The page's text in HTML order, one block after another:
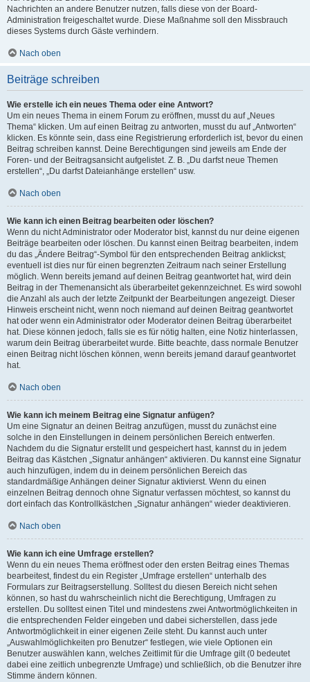
Nachrichten an andere Benutzer nutzen, falls diese von der Board-
Administration freigeschaltet wurde. Diese Maßnahme soll den Missbrauch
dieses Systems durch Gäste verhindern.
Nach oben
Beiträge schreiben
Wie erstelle ich ein neues Thema oder eine Antwort?
Um ein neues Thema in einem Forum zu eröffnen, musst du auf „Neues
Thema“ klicken. Um auf einen Beitrag zu antworten, musst du auf „Antworten“
klicken. Es könnte sein, dass eine Registrierung erforderlich ist, bevor du einen
Beitrag schreiben kannst. Deine Berechtigungen sind jeweils am Ende der
Foren- und der Beitragsansicht aufgelistet. Z. B. „Du darfst neue Themen
erstellen“, „Du darfst Dateianhänge erstellen“ usw.
Nach oben
Wie kann ich einen Beitrag bearbeiten oder löschen?
Wenn du nicht Administrator oder Moderator bist, kannst du nur deine eigenen
Beiträge bearbeiten oder löschen. Du kannst einen Beitrag bearbeiten, indem
du das „Ändere Beitrag“-Symbol für den entsprechenden Beitrag anklickst;
eventuell ist dies nur für einen begrenzten Zeitraum nach seiner Erstellung
möglich. Wenn bereits jemand auf deinen Beitrag geantwortet hat, wird dein
Beitrag in der Themenansicht als überarbeitet gekennzeichnet. Es wird sowohl
die Anzahl als auch der letzte Zeitpunkt der Bearbeitungen angezeigt. Dieser
Hinweis erscheint nicht, wenn noch niemand auf deinen Beitrag geantwortet
hat oder wenn ein Administrator oder Moderator deinen Beitrag überarbeitet
hat. Diese können jedoch, falls sie es für nötig halten, eine Notiz hinterlassen,
warum dein Beitrag überarbeitet wurde. Bitte beachte, dass normale Benutzer
einen Beitrag nicht löschen können, wenn bereits jemand darauf geantwortet
hat.
Nach oben
Wie kann ich meinem Beitrag eine Signatur anfügen?
Um eine Signatur an deinen Beitrag anzufügen, musst du zunächst eine
solche in den Einstellungen in deinem persönlichen Bereich entwerfen.
Nachdem du die Signatur erstellt und gespeichert hast, kannst du in jedem
Beitrag das Kästchen „Signatur anhängen“ aktivieren. Du kannst eine Signatur
auch hinzufügen, indem du in deinem persönlichen Bereich das
standardmäßige Anhängen deiner Signatur aktivierst. Wenn du einen
einzelnen Beitrag dennoch ohne Signatur verfassen möchtest, so kannst du
dort einfach das Kontrollkästchen „Signatur anhängen“ wieder deaktivieren.
Nach oben
Wie kann ich eine Umfrage erstellen?
Wenn du ein neues Thema eröffnest oder den ersten Beitrag eines Themas
bearbeitest, findest du ein Register „Umfrage erstellen“ unterhalb des
Formulars zur Beitragserstellung. Solltest du diesen Bereich nicht sehen
können, so hast du wahrscheinlich nicht die Berechtigung, Umfragen zu
erstellen. Du solltest einen Titel und mindestens zwei Antwortmöglichkeiten in
die entsprechenden Felder eingeben und dabei sicherstellen, dass jede
Antwortmöglichkeit in einer eigenen Zeile steht. Du kannst auch unter
„Auswahlmöglichkeiten pro Benutzer“ festlegen, wie viele Optionen ein
Benutzer auswählen kann, welches Zeitlimit für die Umfrage gilt (0 bedeutet
dabei eine zeitlich unbegrenzte Umfrage) und schließlich, ob die Benutzer ihre
Stimme ändern können.